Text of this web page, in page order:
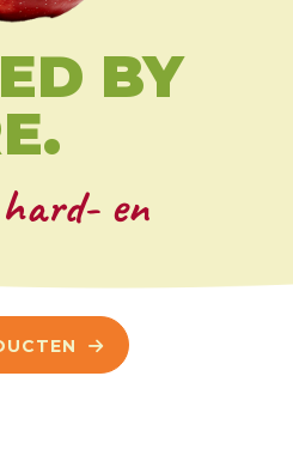
BY
en